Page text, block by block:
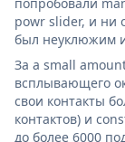
powr slider, и ни
был неуклюжим
За a small
всплывающего
свои контакты
контактов) и
до более 6000